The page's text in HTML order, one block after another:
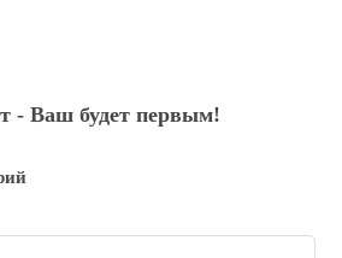
- Ваш будет первым!